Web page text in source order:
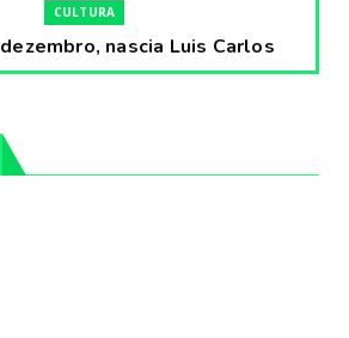
CULTURA
nascia Luis Carlos
o Cavaleiro ...
Temática Gauchesca - parte